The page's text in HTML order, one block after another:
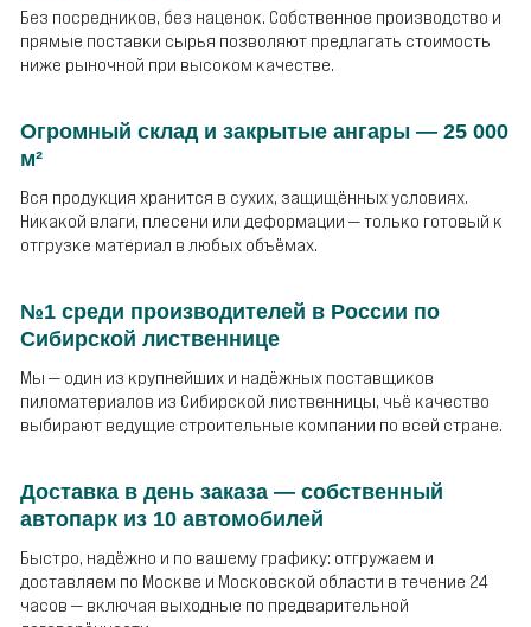
Без посредников, без наценок. Собственное производство и
прямые поставки сырья позволяют предлагать стоимость
ниже рыночной при высоком качестве.
Огромный склад и закрытые ангары — 25 000
м²
Вся продукция хранится в сухих, защищённых условиях.
Никакой влаги, плесени или деформации — только готовый к
отгрузке материал в любых объёмах.
№1 среди производителей в России по
Сибирской лиственнице
Мы — один из крупнейших и надёжных поставщиков
пиломатериалов из Сибирской лиственницы, чьё качество
выбирают ведущие строительные компании по всей стране.
Доставка в день заказа — собственный
автопарк из 10 автомобилей
Быстро, надёжно и по вашему графику: отгружаем и
доставляем по Москве и Московской области в течение 24
часов — включая выходные по предварительной